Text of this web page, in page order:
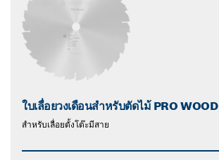
ใบเลื่อยวงเดือนสำหรับตัดไม้ PRO WOOD
สําหรับเลื่อยตั้งโต๊ะมีสาย